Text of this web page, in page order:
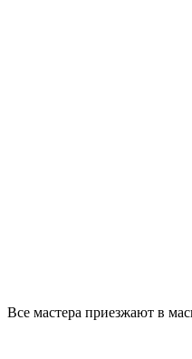
Все мастера приезжают в